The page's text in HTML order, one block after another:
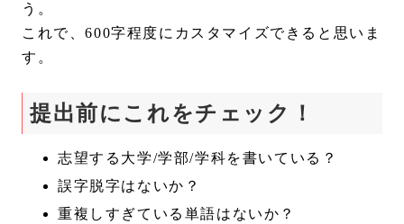
う。
これで、600字程度にカスタマイズできると思いま
す。
提出前にこれをチェック！
志望する大学/学部/学科を書いている？
誤字脱字はないか？
重複しすぎている単語はないか？